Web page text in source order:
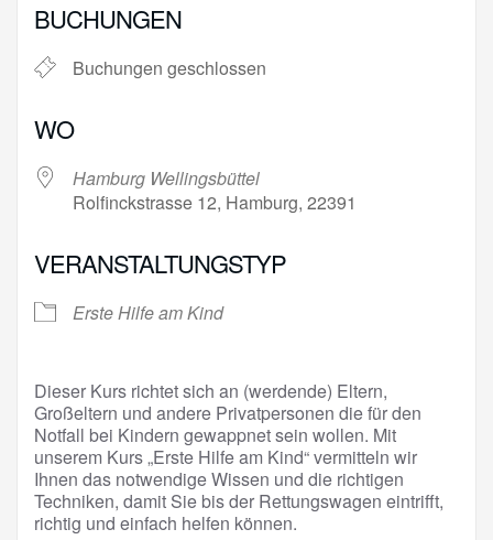
BUCHUNGEN
Buchungen geschlossen
WO
Hamburg Wellingsbüttel
Rolfinckstrasse 12, Hamburg, 22391
VERANSTALTUNGSTYP
Erste Hilfe am Kind
Dieser Kurs richtet sich an (werdende) Eltern,
Großeltern und andere Privatpersonen die für den
Notfall bei Kindern gewappnet sein wollen. Mit
unserem Kurs „Erste Hilfe am Kind“ vermitteln wir
Ihnen das notwendige Wissen und die richtigen
Techniken, damit Sie bis der Rettungswagen eintrifft,
richtig und einfach helfen können.